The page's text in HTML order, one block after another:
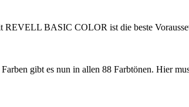
REVELL BASIC COLOR ist die beste
gibt es nun in allen 88 Farbtönen. Hier